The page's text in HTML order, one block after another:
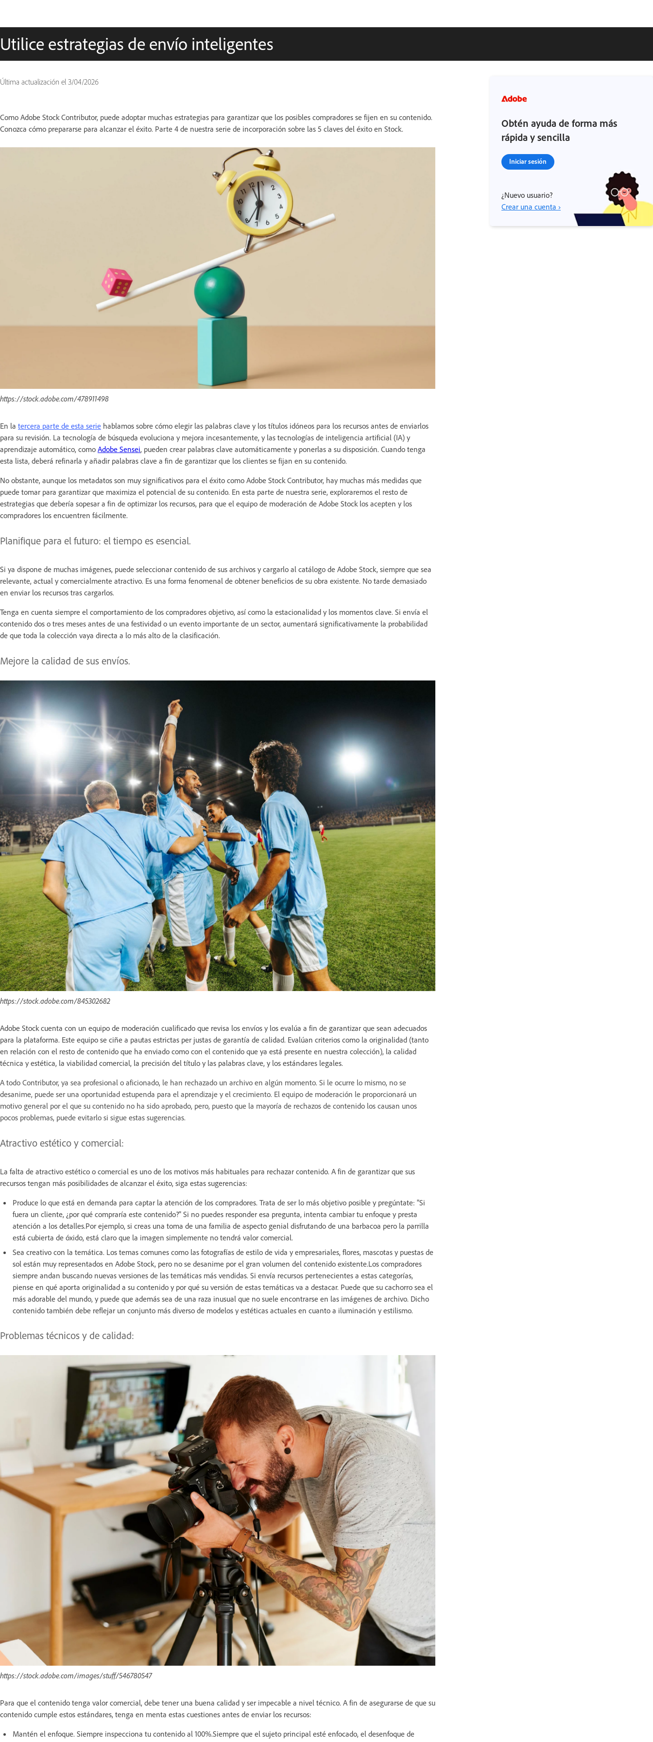
Utilice estrategias de envío inteligentes
Última actualización el 3/04/2026
Como Adobe Stock Contributor, puede adoptar muchas estrategias para garantizar que los posibles compradores se fijen en su contenido.
Conozca cómo prepararse para alcanzar el éxito. Parte 4 de nuestra serie de incorporación sobre las 5 claves del éxito en Stock.
https://stock.adobe.com/478911498
En la tercera parte de esta serie hablamos sobre cómo elegir las palabras clave y los títulos idóneos para los recursos antes de enviarlos
para su revisión. La tecnología de búsqueda evoluciona y mejora incesantemente, y las tecnologías de inteligencia artificial (IA) y
aprendizaje automático, como Adobe Sensei, pueden crear palabras clave automáticamente y ponerlas a su disposición. Cuando tenga
esta lista, deberá refinarla y añadir palabras clave a fin de garantizar que los clientes se fijan en su contenido.
No obstante, aunque los metadatos son muy significativos para el éxito como Adobe Stock Contributor, hay muchas más medidas que
puede tomar para garantizar que maximiza el potencial de su contenido. En esta parte de nuestra serie, exploraremos el resto de
estrategias que debería sopesar a fin de optimizar los recursos, para que el equipo de moderación de Adobe Stock los acepten y los
compradores los encuentren fácilmente.
Planifique para el futuro: el tiempo es esencial.
Si ya dispone de muchas imágenes, puede seleccionar contenido de sus archivos y cargarlo al catálogo de Adobe Stock, siempre que sea
relevante, actual y comercialmente atractivo. Es una forma fenomenal de obtener beneficios de su obra existente. No tarde demasiado
en enviar los recursos tras cargarlos.
Tenga en cuenta siempre el comportamiento de los compradores objetivo, así como la estacionalidad y los momentos clave. Si envía el
contenido dos o tres meses antes de una festividad o un evento importante de un sector, aumentará significativamente la probabilidad
de que toda la colección vaya directa a lo más alto de la clasificación.
Mejore la calidad de sus envíos.
https://stock.adobe.com/845302682
Adobe Stock cuenta con un equipo de moderación cualificado que revisa los envíos y los evalúa a fin de garantizar que sean adecuados
para la plataforma. Este equipo se ciñe a pautas estrictas per justas de garantía de calidad. Evalúan criterios como la originalidad (tanto
en relación con el resto de contenido que ha enviado como con el contenido que ya está presente en nuestra colección), la calidad
técnica y estética, la viabilidad comercial, la precisión del título y las palabras clave, y los estándares legales.
A todo Contributor, ya sea profesional o aficionado, le han rechazado un archivo en algún momento. Si le ocurre lo mismo, no se
desanime, puede ser una oportunidad estupenda para el aprendizaje y el crecimiento. El equipo de moderación le proporcionará un
motivo general por el que su contenido no ha sido aprobado, pero, puesto que la mayoría de rechazos de contenido los causan unos
pocos problemas, puede evitarlo si sigue estas sugerencias.
Atractivo estético y comercial:
La falta de atractivo estético o comercial es uno de los motivos más habituales para rechazar contenido. A fin de garantizar que sus
recursos tengan más posibilidades de alcanzar el éxito, siga estas sugerencias:
Produce lo que está en demanda para captar la atención de los compradores. Trata de ser lo más objetivo posible y pregúntate: "Si
fuera un cliente, ¿por qué compraría este contenido?" Si no puedes responder esa pregunta, intenta cambiar tu enfoque y presta
atención a los detalles.Por ejemplo, si creas una toma de una familia de aspecto genial disfrutando de una barbacoa pero la parrilla
está cubierta de óxido, está claro que la imagen simplemente no tendrá valor comercial.
Sea creativo con la temática. Los temas comunes como las fotografías de estilo de vida y empresariales, flores, mascotas y puestas de
sol están muy representados en Adobe Stock, pero no se desanime por el gran volumen del contenido existente.Los compradores
siempre andan buscando nuevas versiones de las temáticas más vendidas. Si envía recursos pertenecientes a estas categorías,
piense en qué aporta originalidad a su contenido y por qué su versión de estas temáticas va a destacar. Puede que su cachorro sea el
más adorable del mundo, y puede que además sea de una raza inusual que no suele encontrarse en las imágenes de archivo. Dicho
contenido también debe reflejar un conjunto más diverso de modelos y estéticas actuales en cuanto a iluminación y estilismo.
Problemas técnicos y de calidad:
https://stock.adobe.com/images/stuff/546780547
Para que el contenido tenga valor comercial, debe tener una buena calidad y ser impecable a nivel técnico. A fin de asegurarse de que su
contenido cumple estos estándares, tenga en menta estas cuestiones antes de enviar los recursos:
Mantén el enfoque. Siempre inspecciona tu contenido al 100%.Siempre que el sujeto principal esté enfocado, el desenfoque de
Obtén ayuda de forma más
rápida y sencilla
Iniciar sesión
¿Nuevo usuario?
Crear una cuenta ›